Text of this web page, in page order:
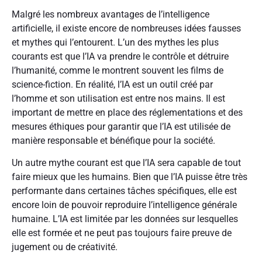
Malgré les nombreux avantages de l’intelligence
artificielle, il existe encore de nombreuses idées fausses
et mythes qui l’entourent. L’un des mythes les plus
courants est que l’IA va prendre le contrôle et détruire
l’humanité, comme le montrent souvent les films de
science-fiction. En réalité, l’IA est un outil créé par
l’homme et son utilisation est entre nos mains. Il est
important de mettre en place des réglementations et des
mesures éthiques pour garantir que l’IA est utilisée de
manière responsable et bénéfique pour la société.
Un autre mythe courant est que l’IA sera capable de tout
faire mieux que les humains. Bien que l’IA puisse être très
performante dans certaines tâches spécifiques, elle est
encore loin de pouvoir reproduire l’intelligence générale
humaine. L’IA est limitée par les données sur lesquelles
elle est formée et ne peut pas toujours faire preuve de
jugement ou de créativité.